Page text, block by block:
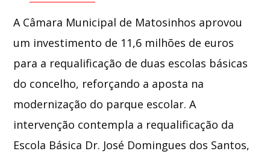
A Câmara Municipal de Matosinhos aprovou
um investimento de 11,6 milhões de euros
para a requalificação de duas escolas básicas
do concelho, reforçando a aposta na
modernização do parque escolar. A
intervenção contempla a requalificação da
Escola Básica Dr. José Domingues dos Santos,